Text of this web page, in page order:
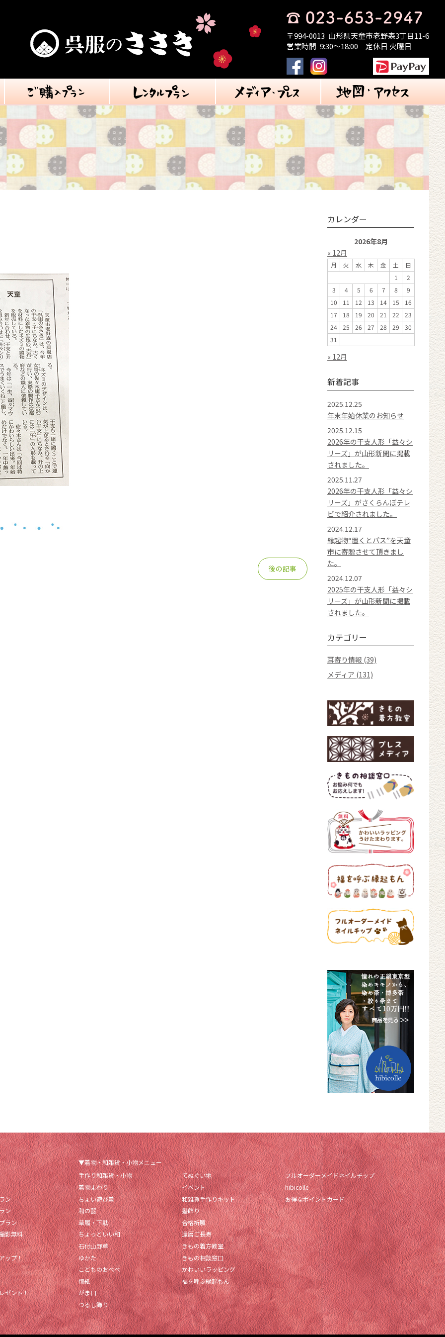
〒994-0013 山形県天童市老野森3丁目11-6
営業時間 9:30～18:00 定休日 火曜日
後の記事
カレンダー
2026年8月
« 12月
« 12月
月 火 水 木 金 土
日
1
2
3
4 5 6 7 8
9
10
11 12 13 14 15
16
17
18 19 20 21 22
23
24
25 26 27 28 29
30
31
新着記事
2025.12.25
年末年始休業のお知らせ
2025.12.15
2026年の干支人形「益々シ
リーズ」が山形新聞に掲載
されました。
2025.11.27
2026年の干支人形「益々シ
リーズ」がさくらんぼテレ
ビで紹介されました。
2024.12.17
縁起物“置くとパス”を天童
市に寄贈させて頂きまし
た。
2024.12.07
2025年の干支人形「益々シ
リーズ」が山形新聞に掲載
されました。
カテゴリー
耳寄り情報 (39)
メディア (131)
ン
ン
ラン
影無料
ップ！
ゼント！
▼着物・和雑貨・小物メニュー
手作り和雑貨・小物
着物まわり
ちょい遊び着
和の器
草履・下駄
ちょっといい和
石付山野草
ゆかた
こどものおべべ
懐紙
がま口
つるし飾り
てぬぐい地
イベント
和雑貨手作りキット
髪飾り
合格祈願
還暦ご長寿
きもの着方教室
きもの相談窓口
かわいいラッピング
福を呼ぶ縁起もん
フルオーダーメイドネイルチップ
hibicolle
お得なポイントカード